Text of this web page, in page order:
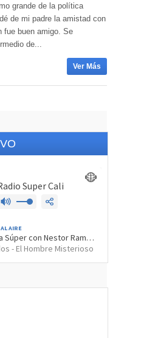
grande de la política
de mi padre la amistad con
fue buen amigo. Se
de...
Ver Más